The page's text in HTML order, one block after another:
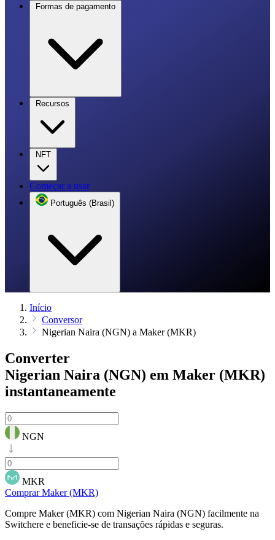
Formas de pagamento
Recursos
NFT
Começar a usar
Português (Brasil)
Início
Conversor
Nigerian Naira (NGN) a Maker (MKR)
Converter
Nigerian Naira (NGN) em Maker (MKR)
instantaneamente
NGN
MKR
Comprar Maker (MKR)
Compre Maker (MKR) com Nigerian Naira (NGN) facilmente na
Switchere e beneficie-se de transações rápidas e seguras.